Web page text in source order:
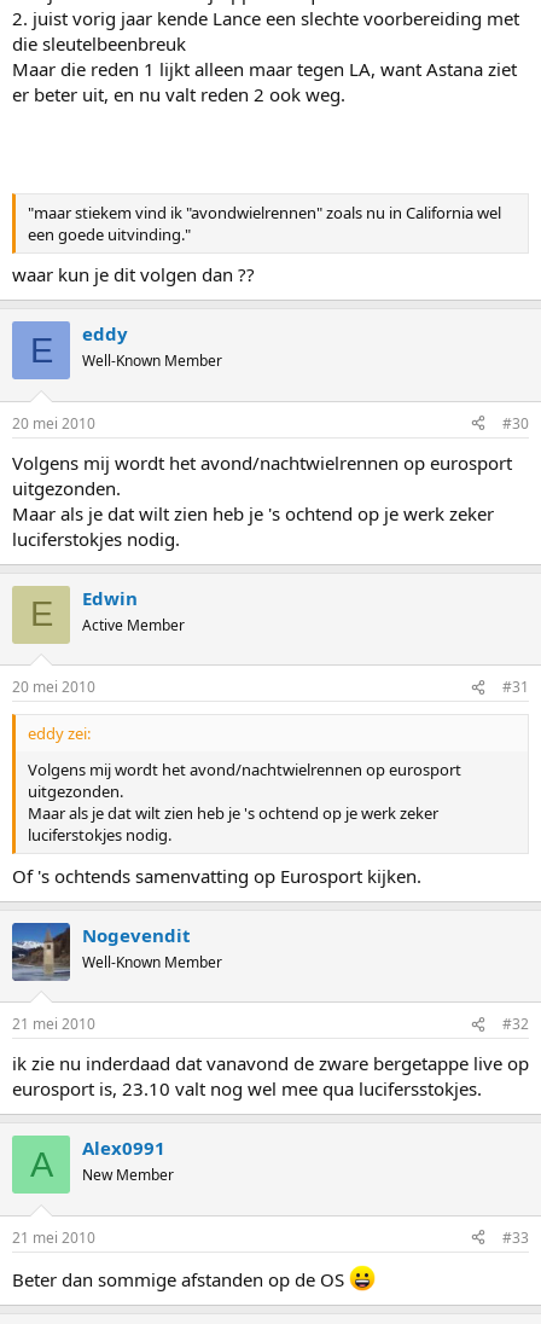
2. juist vorig jaar kende Lance een slechte voorbereiding met
die sleutelbeenbreuk
Maar die reden 1 lijkt alleen maar tegen LA, want Astana ziet
er beter uit, en nu valt reden 2 ook weg.
"maar stiekem vind ik "avondwielrennen" zoals nu in California wel
een goede uitvinding."
waar kun je dit volgen dan ??
E eddy
Well-Known Member
20 mei 2010 #30
Volgens mij wordt het avond/nachtwielrennen op eurosport
uitgezonden.
Maar als je dat wilt zien heb je 's ochtend op je werk zeker
luciferstokjes nodig.
E Edwin
Active Member
20 mei 2010 #31
eddy zei:
Volgens mij wordt het avond/nachtwielrennen op eurosport
uitgezonden.
Maar als je dat wilt zien heb je 's ochtend op je werk zeker
luciferstokjes nodig.
Of 's ochtends samenvatting op Eurosport kijken.
Nogevendit
Well-Known Member
21 mei 2010 #32
ik zie nu inderdaad dat vanavond de zware bergetappe live op
eurosport is, 23.10 valt nog wel mee qua lucifersstokjes.
A Alex0991
New Member
21 mei 2010 #33
Beter dan sommige afstanden op de OS